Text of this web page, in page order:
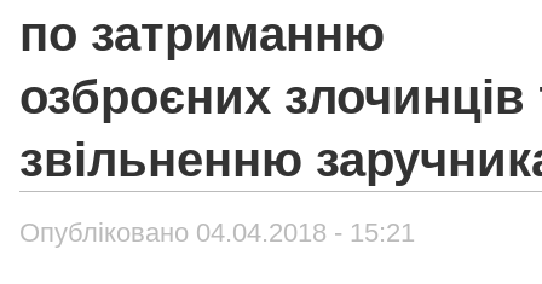
по затриманню
озброєних злочинців
звільненню
Опубліковано 04.04.2018 - 15:21